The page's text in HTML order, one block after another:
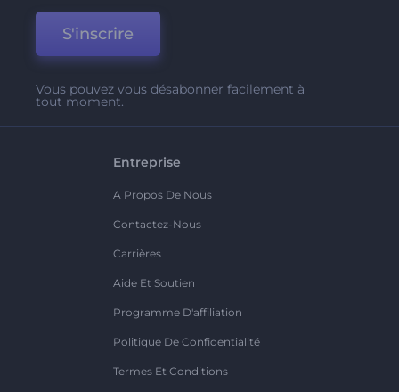
S'inscrire
Vous pouvez vous désabonner facilement à
tout moment.
Entreprise
A Propos De Nous
Contactez-Nous
Carrières
Aide Et Soutien
Programme D'affiliation
Politique De Confidentialité
Termes Et Conditions